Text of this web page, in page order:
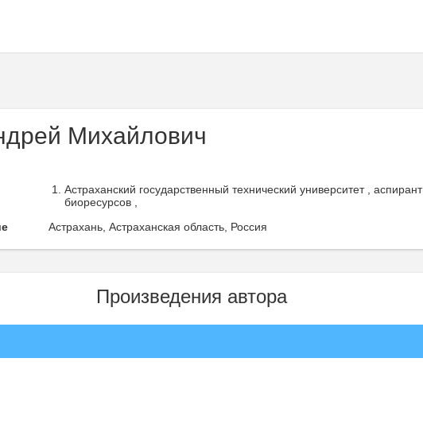
Михайлович
Астраханский государственный технический университет ,
биоресурсов ,
Астрахань, Астраханская область, Россия
Произведения автора